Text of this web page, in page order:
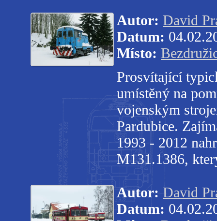
Autor: David
Datum:
Místo:
Prosvítající
umístěný na
vojenským
Pardubice.
1993 - 2012
M131.1386,
Autor: David
Datum: